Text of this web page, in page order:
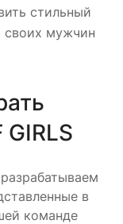
стильный
своих мужчин
в
команде